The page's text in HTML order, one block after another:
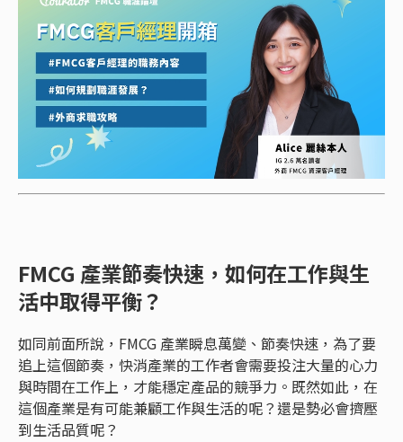
FMCG 產業節奏快速，如何在工作與生
活中取得平衡？
如同前面所說，FMCG 產業瞬息萬變、節奏快速，為了要
追上這個節奏，快消產業的工作者會需要投注大量的心力
與時間在工作上，才能穩定產品的競爭力。既然如此，在
這個產業是有可能兼顧工作與生活的呢？還是勢必會擠壓
到生活品質呢？